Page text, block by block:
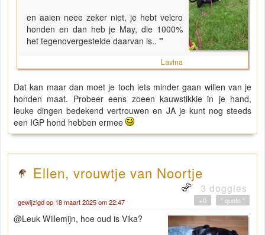
en aaien neee zeker niet, je hebt velcro
honden en dan heb je May, die 1000%
het tegenovergestelde daarvan is.. "
Lavina
Dat kan maar dan moet je toch iets minder gaan willen van je
honden maat. Probeer eens zoeen kauwstikkie in je hand,
leuke dingen bedekend vertrouwen en JA je kunt nog steeds
een IGP hond hebben ermee
Ellen, vrouwtje van Noortje
3 doggies
gewijzigd op 18 maart 2025 om 22:47 " quote "
+0
@Leuk Willemijn, hoe oud is Vika?